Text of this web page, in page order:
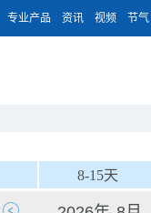
专业产品 资讯 视频 节气
8-15天